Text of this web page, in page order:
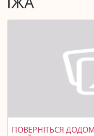
ПОВЕРНІТЬСЯ